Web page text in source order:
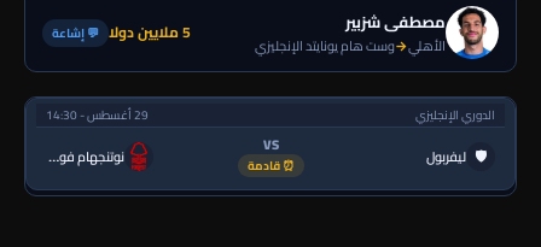
مصطفى شزبير
الأهلي→وست هام يونايتد الإنجليزي 5 ملايين دولا 💬 إشاعة
الدوري الإنجليزي 29 أغسطس - 14:30
🛡 ليفربول VS
⏰ قادمة نوتنجهام فورست